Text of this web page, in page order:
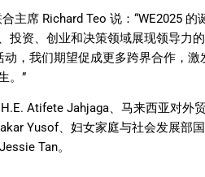
主席 Richard Teo 说： “WE2025 的
投资、创业和决策领域展现领导力
动，我们期望促成更多跨界合作，激
。 ”
H.E. Atifete Jahjaga、马来西亚对外
Yusof、妇女家庭与社会发展部
Jessie Tan。